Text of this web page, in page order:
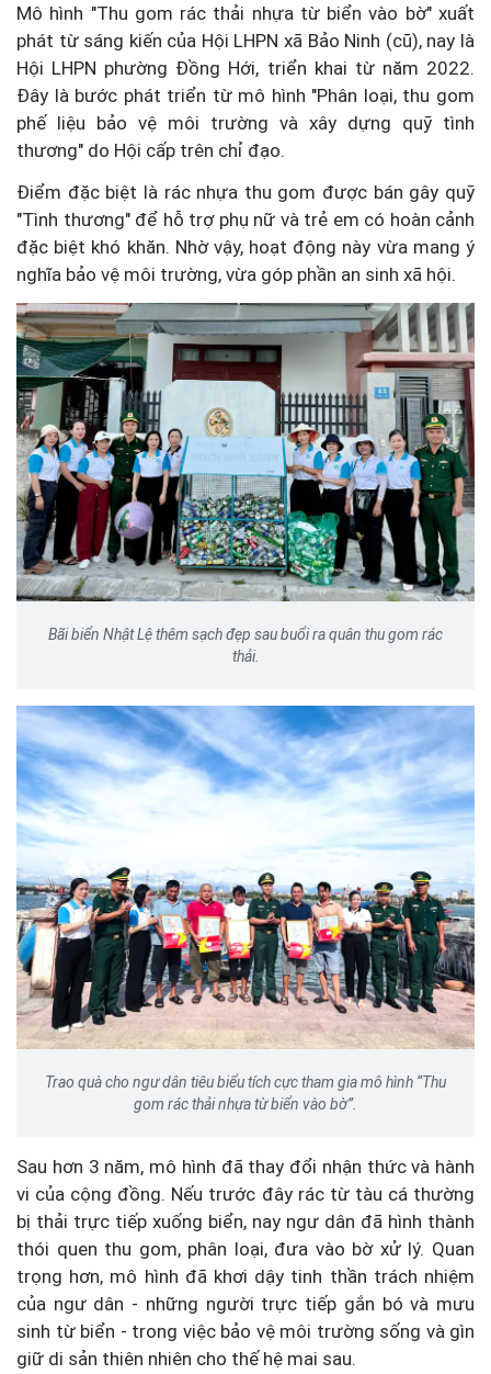
Mô hình "Thu gom rác thải nhựa từ biển vào bờ" xuất
phát từ sáng kiến của Hội LHPN xã Bảo Ninh (cũ), nay là
Hội LHPN phường Đồng Hới, triển khai từ năm 2022.
Đây là bước phát triển từ mô hình "Phân loại, thu gom
phế liệu bảo vệ môi trường và xây dựng quỹ tình
thương" do Hội cấp trên chỉ đạo.
Điểm đặc biệt là rác nhựa thu gom được bán gây quỹ
"Tình thương" để hỗ trợ phụ nữ và trẻ em có hoàn cảnh
đặc biệt khó khăn. Nhờ vậy, hoạt động này vừa mang ý
nghĩa bảo vệ môi trường, vừa góp phần an sinh xã hội.
Bãi biển Nhật Lệ thêm sạch đẹp sau buổi ra quân thu gom rác
thải.
Trao quà cho ngư dân tiêu biểu tích cực tham gia mô hình “Thu
gom rác thải nhựa từ biển vào bờ”.
Sau hơn 3 năm, mô hình đã thay đổi nhận thức và hành
vi của cộng đồng. Nếu trước đây rác từ tàu cá thường
bị thải trực tiếp xuống biển, nay ngư dân đã hình thành
thói quen thu gom, phân loại, đưa vào bờ xử lý. Quan
trọng hơn, mô hình đã khơi dậy tinh thần trách nhiệm
của ngư dân - những người trực tiếp gắn bó và mưu
sinh từ biển - trong việc bảo vệ môi trường sống và gìn
giữ di sản thiên nhiên cho thế hệ mai sau.